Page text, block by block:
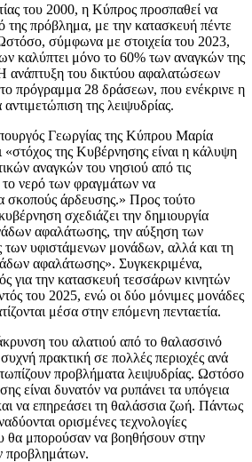
του 2000, η Κύπρος προσπαθεί να
της πρόβλημα, με την κατασκευή πέντε
σύμφωνα με στοιχεία του 2023,
καλύπτει μόνο το 60% των αναγκών της
ανάπτυξη του δικτύου αφαλατώσεων
πρόγραμμα 28 δράσεων, που ενέκρινε η
της λειψυδρίας.
Γεωργίας της Κύπρου Μαρία
της Κυβέρνησης είναι η κάλυψη
αναγκών του νησιού από τις
νερό των φραγμάτων να
σκοπούς άρδευσης.» Προς τούτο
σχεδιάζει την δημιουργία
αφαλάτωσης, την αύξηση των
των υφιστάμενων μονάδων, αλλά και τη
αφαλάτωσης». Συγκεκριμένα,
για την κατασκευή τεσσάρων κινητών
του 2025, ενώ οι δύο μόνιμες μονάδες
μέσα στην επόμενη πενταετία.
του αλατιού από το θαλασσινό
συχνή πρακτική σε πολλές περιοχές ανά
προβλήματα λειψυδρίας. Ωστόσο
είναι δυνατόν να ρυπάνει τα υπόγεια
να επηρεάσει τη θαλάσσια ζωή. Πάντως
ορισμένες τεχνολογίες
θα μπορούσαν να βοηθήσουν στην
προβλημάτων.